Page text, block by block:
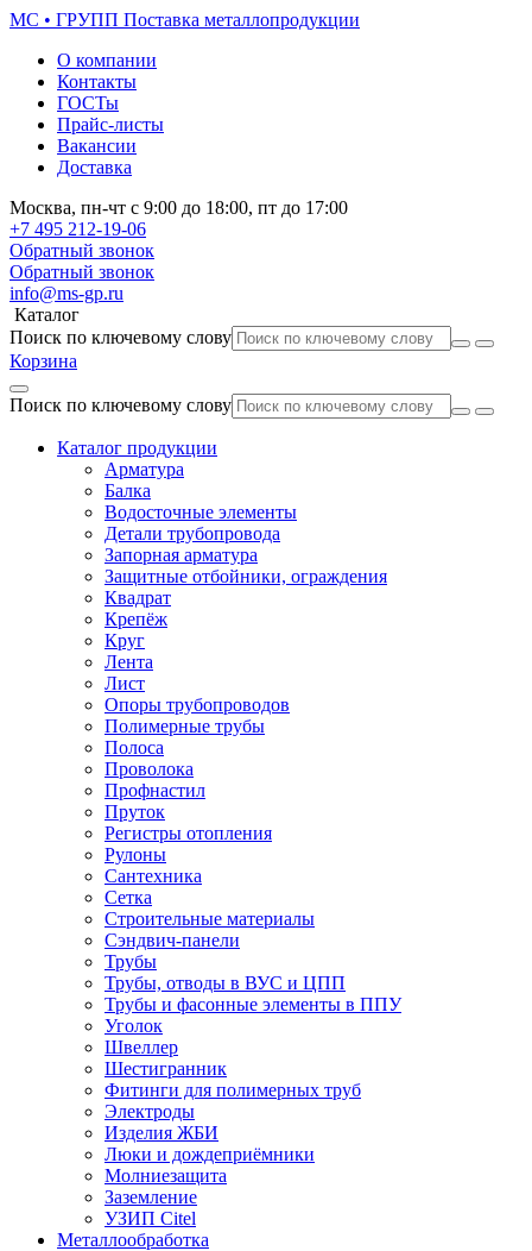
МС • ГРУПП Поставка металлопродукции
О компании
Контакты
ГОСТы
Прайс-листы
Вакансии
Доставка
Москва, пн-чт с 9:00 до 18:00, пт до 17:00
+7 495 212-19-06
Обратный звонок
Обратный звонок
info@ms-gp.ru
Каталог
Поиск по ключевому слову
Корзина
Поиск по ключевому слову
Каталог продукции
Арматура
Балка
Водосточные элементы
Детали трубопровода
Запорная арматура
Защитные отбойники, ограждения
Квадрат
Крепёж
Круг
Лента
Лист
Опоры трубопроводов
Полимерные трубы
Полоса
Проволока
Профнастил
Пруток
Регистры отопления
Рулоны
Сантехника
Сетка
Строительные материалы
Сэндвич-панели
Трубы
Трубы, отводы в ВУС и ЦПП
Трубы и фасонные элементы в ППУ
Уголок
Швеллер
Шестигранник
Фитинги для полимерных труб
Электроды
Изделия ЖБИ
Люки и дождеприёмники
Молниезащита
Заземление
УЗИП Citel
Металлообработка